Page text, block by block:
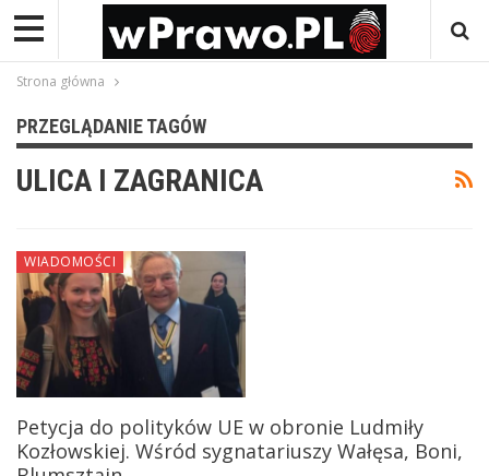
Strona główna
PRZEGLĄDANIE TAGÓW
ULICA I ZAGRANICA
WIADOMOŚCI
Petycja do polityków UE w obronie Ludmiły
Kozłowskiej. Wśród sygnatariuszy Wałęsa, Boni,